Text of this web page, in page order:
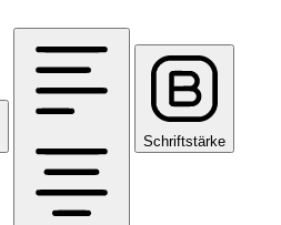
Schriftstärke